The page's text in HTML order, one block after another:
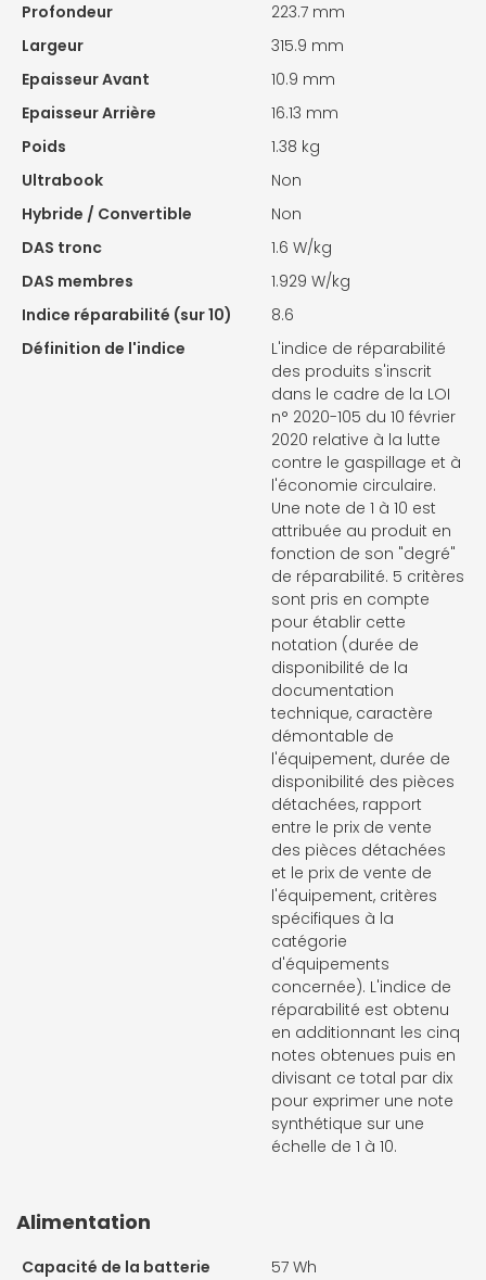
Profondeur
223.7 mm
Largeur
315.9 mm
Epaisseur Avant
10.9 mm
Epaisseur Arrière
16.13 mm
Poids
1.38 kg
Ultrabook
Non
Hybride / Convertible
Non
DAS tronc
1.6 W/kg
DAS membres
1.929 W/kg
Indice réparabilité (sur 10)
8.6
Définition de l'indice
L'indice de réparabilité
des produits s'inscrit
dans le cadre de la LOI
n° 2020-105 du 10 février
2020 relative à la lutte
contre le gaspillage et à
l'économie circulaire.
Une note de 1 à 10 est
attribuée au produit en
fonction de son "degré"
de réparabilité. 5 critères
sont pris en compte
pour établir cette
notation (durée de
disponibilité de la
documentation
technique, caractère
démontable de
l'équipement, durée de
disponibilité des pièces
détachées, rapport
entre le prix de vente
des pièces détachées
et le prix de vente de
l'équipement, critères
spécifiques à la
catégorie
d'équipements
concernée). L'indice de
réparabilité est obtenu
en additionnant les cinq
notes obtenues puis en
divisant ce total par dix
pour exprimer une note
synthétique sur une
échelle de 1 à 10.
Alimentation
Capacité de la batterie 57 Wh